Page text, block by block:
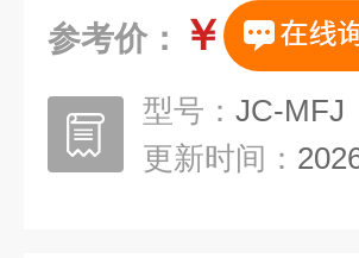
参考价： ￥
型号： JC-MFJ
更新时间：